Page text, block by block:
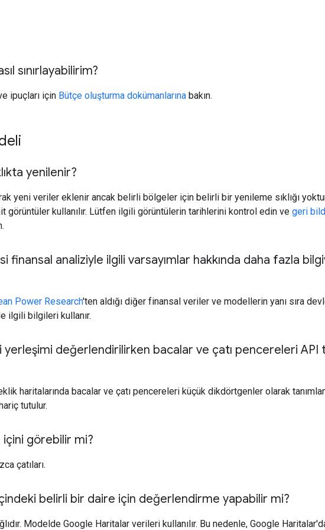
sınırlayabilirim?
ipuçları için Bütçe oluşturma dokümanlarına bakın.
yenilenir?
yeni veriler eklenir ancak belirli bölgeler için belirli bir yenileme sıklığı
görüntüler kullanılır. Lütfen ilgili görüntülerin tarihlerini kontrol edin ve geri
finansal analiziyle ilgili varsayımlar hakkında daha fazla
Power Research'ten aldığı diğer finansal veriler ve modellerin yanı sıra
ilgili bilgileri kullanır.
yerleşimi değerlendirilirken bacalar ve çatı pencereleri API
haritalarında bacalar ve çatı pencereleri küçük dikdörtgenler olarak
tutulur.
içini görebilir mi?
çatıları.
belirli bir daire için değerlendirme yapabilir mi?
Modelde Google Haritalar verileri kullanılır. Bu nedenle, Google